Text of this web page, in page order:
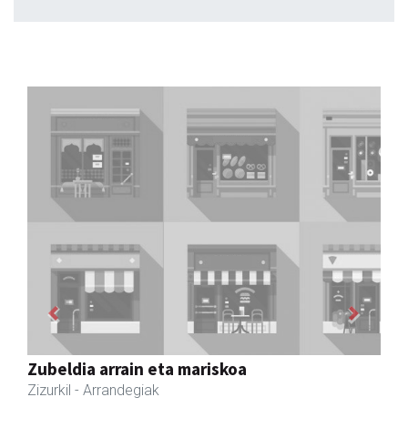
Kabela
Asteasu - Gozotegiak
Previous Next